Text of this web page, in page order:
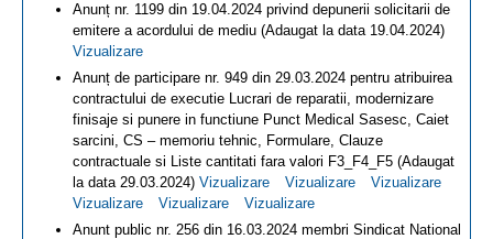
Anunț nr. 1199 din 19.04.2024 privind depunerii solicitarii de
emitere a acordului de mediu (Adaugat la data 19.04.2024)
Vizualizare
Anunț de participare nr. 949 din 29.03.2024 pentru atribuirea
contractului de executie Lucrari de reparatii, modernizare
finisaje si punere in functiune Punct Medical Sasesc, Caiet
sarcini, CS – memoriu tehnic, Formulare, Clauze
contractuale si Liste cantitati fara valori F3_F4_F5 (Adaugat
la data 29.03.2024) Vizualizare Vizualizare
Vizualizare
Vizualizare
Vizualizare
Vizualizare
Anunt public nr. 256 din 16.03.2024 membri Sindicat National